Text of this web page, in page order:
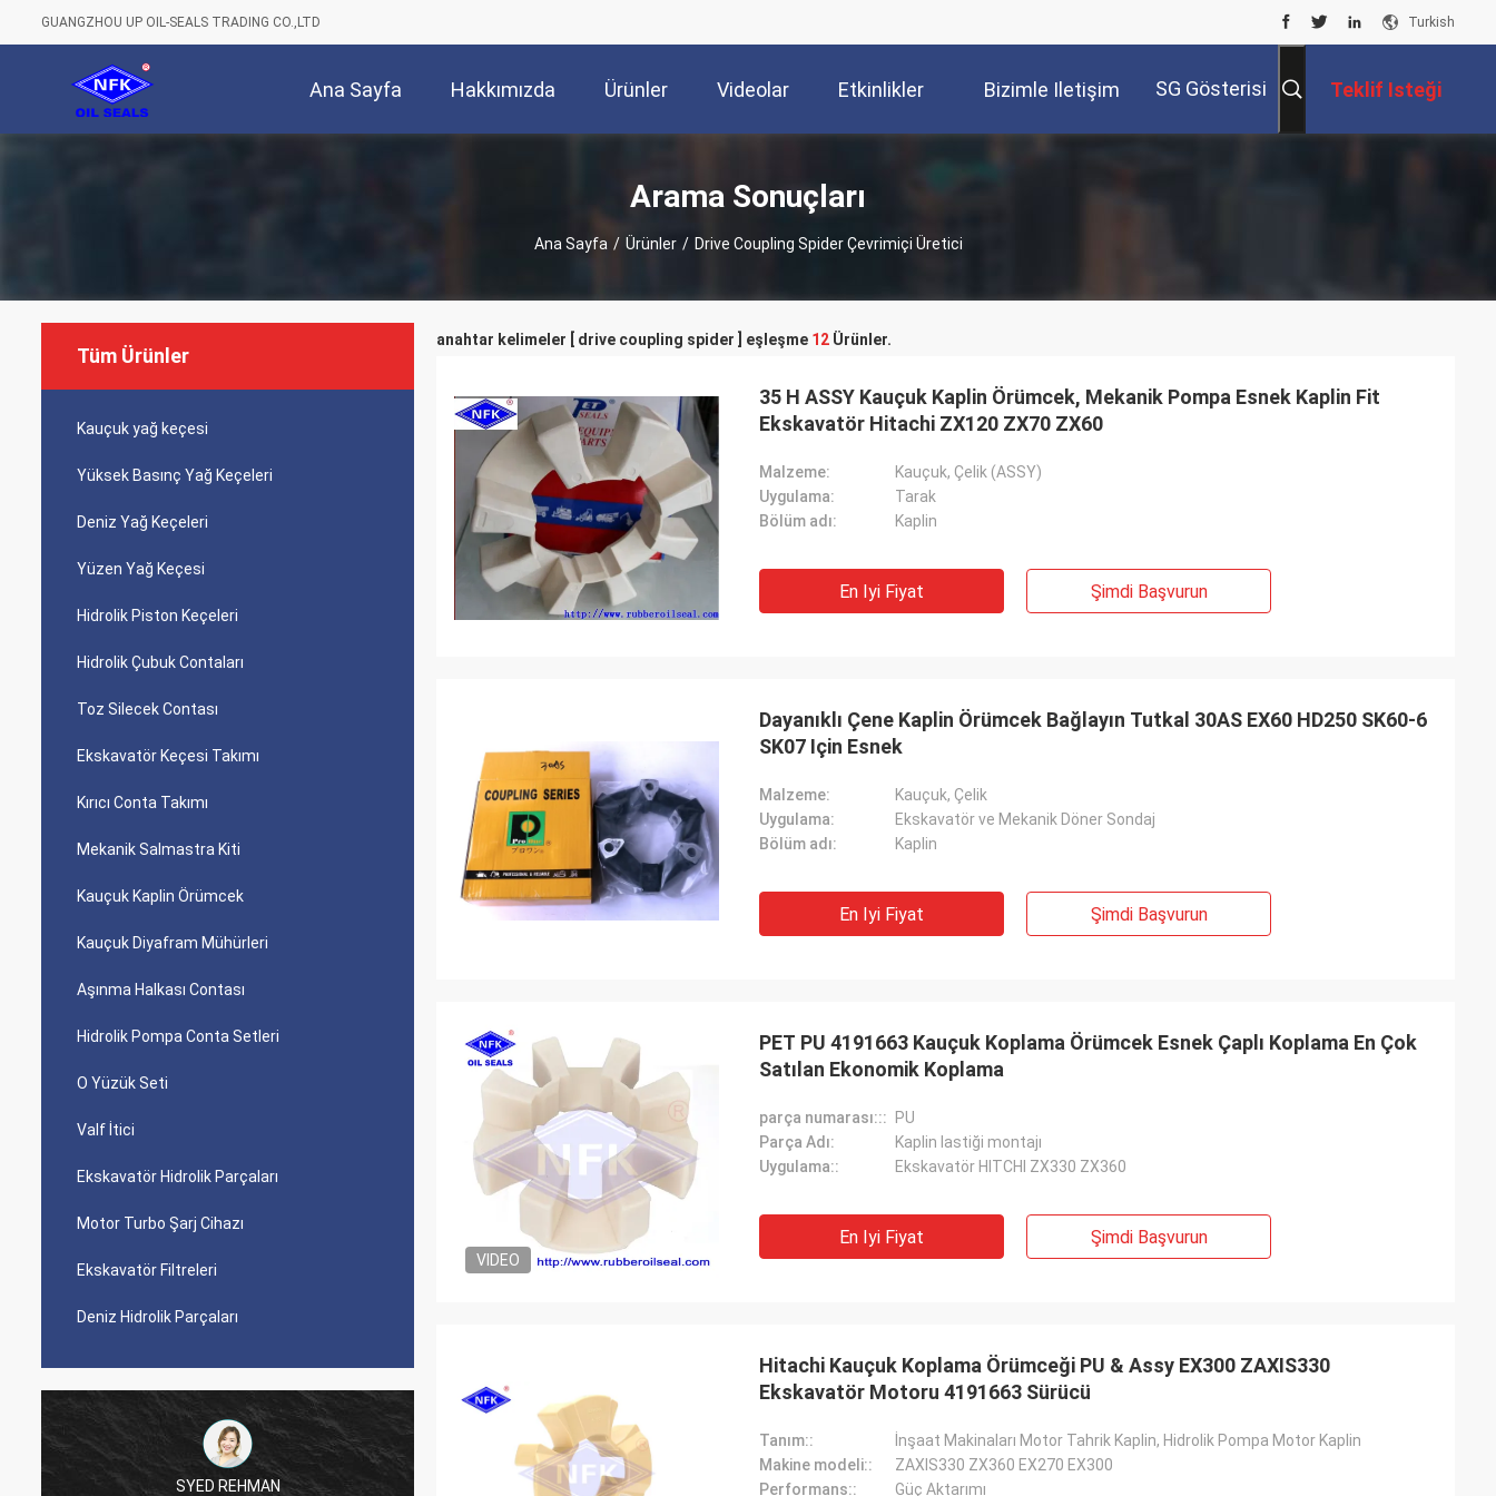
GUANGZHOU UP OIL-SEALS TRADING CO.,LTD Turkish
Ana Sayfa Hakkımızda Ürünler Videolar Etkinlikler Bizimle Iletişim SG Gösterisi Teklif Isteği
Arama Sonuçları
Ana Sayfa / Ürünler / Drive Coupling Spider Çevrimiçi Üretici
Tüm Ürünler
Kauçuk yağ keçesi
Yüksek Basınç Yağ Keçeleri
Deniz Yağ Keçeleri
Yüzen Yağ Keçesi
Hidrolik Piston Keçeleri
Hidrolik Çubuk Contaları
Toz Silecek Contası
Ekskavatör Keçesi Takımı
Kırıcı Conta Takımı
Mekanik Salmastra Kiti
Kauçuk Kaplin Örümcek
Kauçuk Diyafram Mühürleri
Aşınma Halkası Contası
Hidrolik Pompa Conta Setleri
O Yüzük Seti
Valf İtici
Ekskavatör Hidrolik Parçaları
Motor Turbo Şarj Cihazı
Ekskavatör Filtreleri
Deniz Hidrolik Parçaları
SYED REHMAN
Mutakilwa Wilson afrika
anahtar kelimeler [ drive coupling spider ] eşleşme 12 Ürünler.
35 H ASSY Kauçuk Kaplin Örümcek, Mekanik Pompa Esnek Kaplin Fit
Ekskavatör Hitachi ZX120 ZX70 ZX60
Malzeme:
Kauçuk, Çelik (ASSY)
Uygulama:
Tarak
Bölüm adı:
Kaplin
En Iyi Fiyat Şimdi Başvurun
Dayanıklı Çene Kaplin Örümcek Bağlayın Tutkal 30AS EX60 HD250 SK60-6
SK07 Için Esnek
Malzeme:
Kauçuk, Çelik
Uygulama:
Ekskavatör ve Mekanik Döner Sondaj
Bölüm adı:
Kaplin
En Iyi Fiyat Şimdi Başvurun
VIDEO
PET PU 4191663 Kauçuk Koplama Örümcek Esnek Çaplı Koplama En Çok
Satılan Ekonomik Koplama
parça numarası:::
PU
Parça Adı:
Kaplin lastiği montajı
Uygulama::
Ekskavatör HITCHI ZX330 ZX360
En Iyi Fiyat Şimdi Başvurun
Hitachi Kauçuk Koplama Örümceği PU & Assy EX300 ZAXIS330
Ekskavatör Motoru 4191663 Sürücü
Tanım::
İnşaat Makinaları Motor Tahrik Kaplin, Hidrolik Pompa Motor Kaplin
Makine modeli::
ZAXIS330 ZX360 EX270 EX300
Performans::
Güç Aktarımı